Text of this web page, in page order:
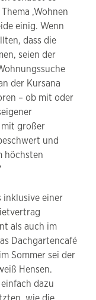
‚Wohnen
einig. Wenn
dass die
seien der
der Kursana
– ob mit oder
mit großer
und
höchsten
inklusive einer
als auch im
Dachgartencafé
Sommer sei der
Hensen.
dazu
wie die